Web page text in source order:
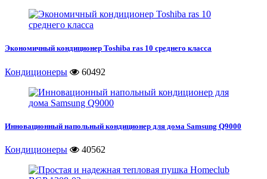
Экономичный кондиционер Toshiba ras 10 среднего класса
Кондиционеры 60492
Инновационный напольный кондиционер для дома Samsung Q9000
Кондиционеры 40562